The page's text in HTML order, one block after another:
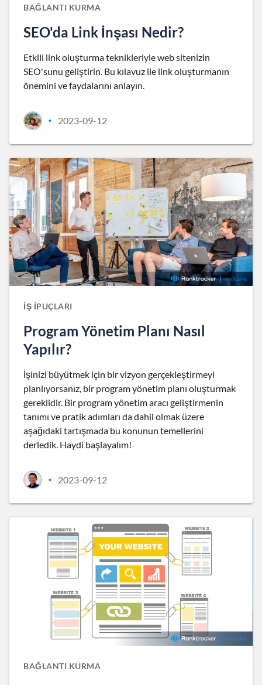
BAĞLANTI KURMA
SEO'da Link İnşası Nedir?
Etkili link oluşturma teknikleriyle web sitenizin
SEO'sunu geliştirin. Bu kılavuz ile link oluşturmanın
önemini ve faydalarını anlayın.
• 2023-09-12
İŞ İPUÇLARI
Program Yönetim Planı Nasıl
Yapılır?
İşinizi büyütmek için bir vizyon gerçekleştirmeyi
planlıyorsanız, bir program yönetim planı oluşturmak
gereklidir. Bir program yönetim aracı geliştirmenin
tanımı ve pratik adımları da dahil olmak üzere
aşağıdaki tartışmada bu konunun temellerini
derledik. Haydi başlayalım!
• 2023-09-12
BAĞLANTI KURMA